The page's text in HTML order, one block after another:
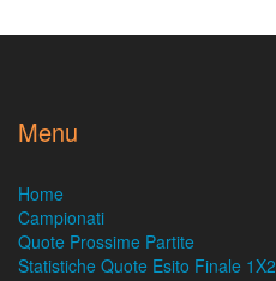
Menu
Home
Campionati
Quote Prossime Partite
Statistiche Quote Esito Finale 1X2